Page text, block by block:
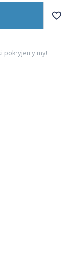
pokryjemy my!